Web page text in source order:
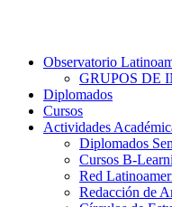
Observatorio
GRUPOS DE
Diplomados
Cursos
Actividades
Diplomados
Cursos B-
Red
Redacción de